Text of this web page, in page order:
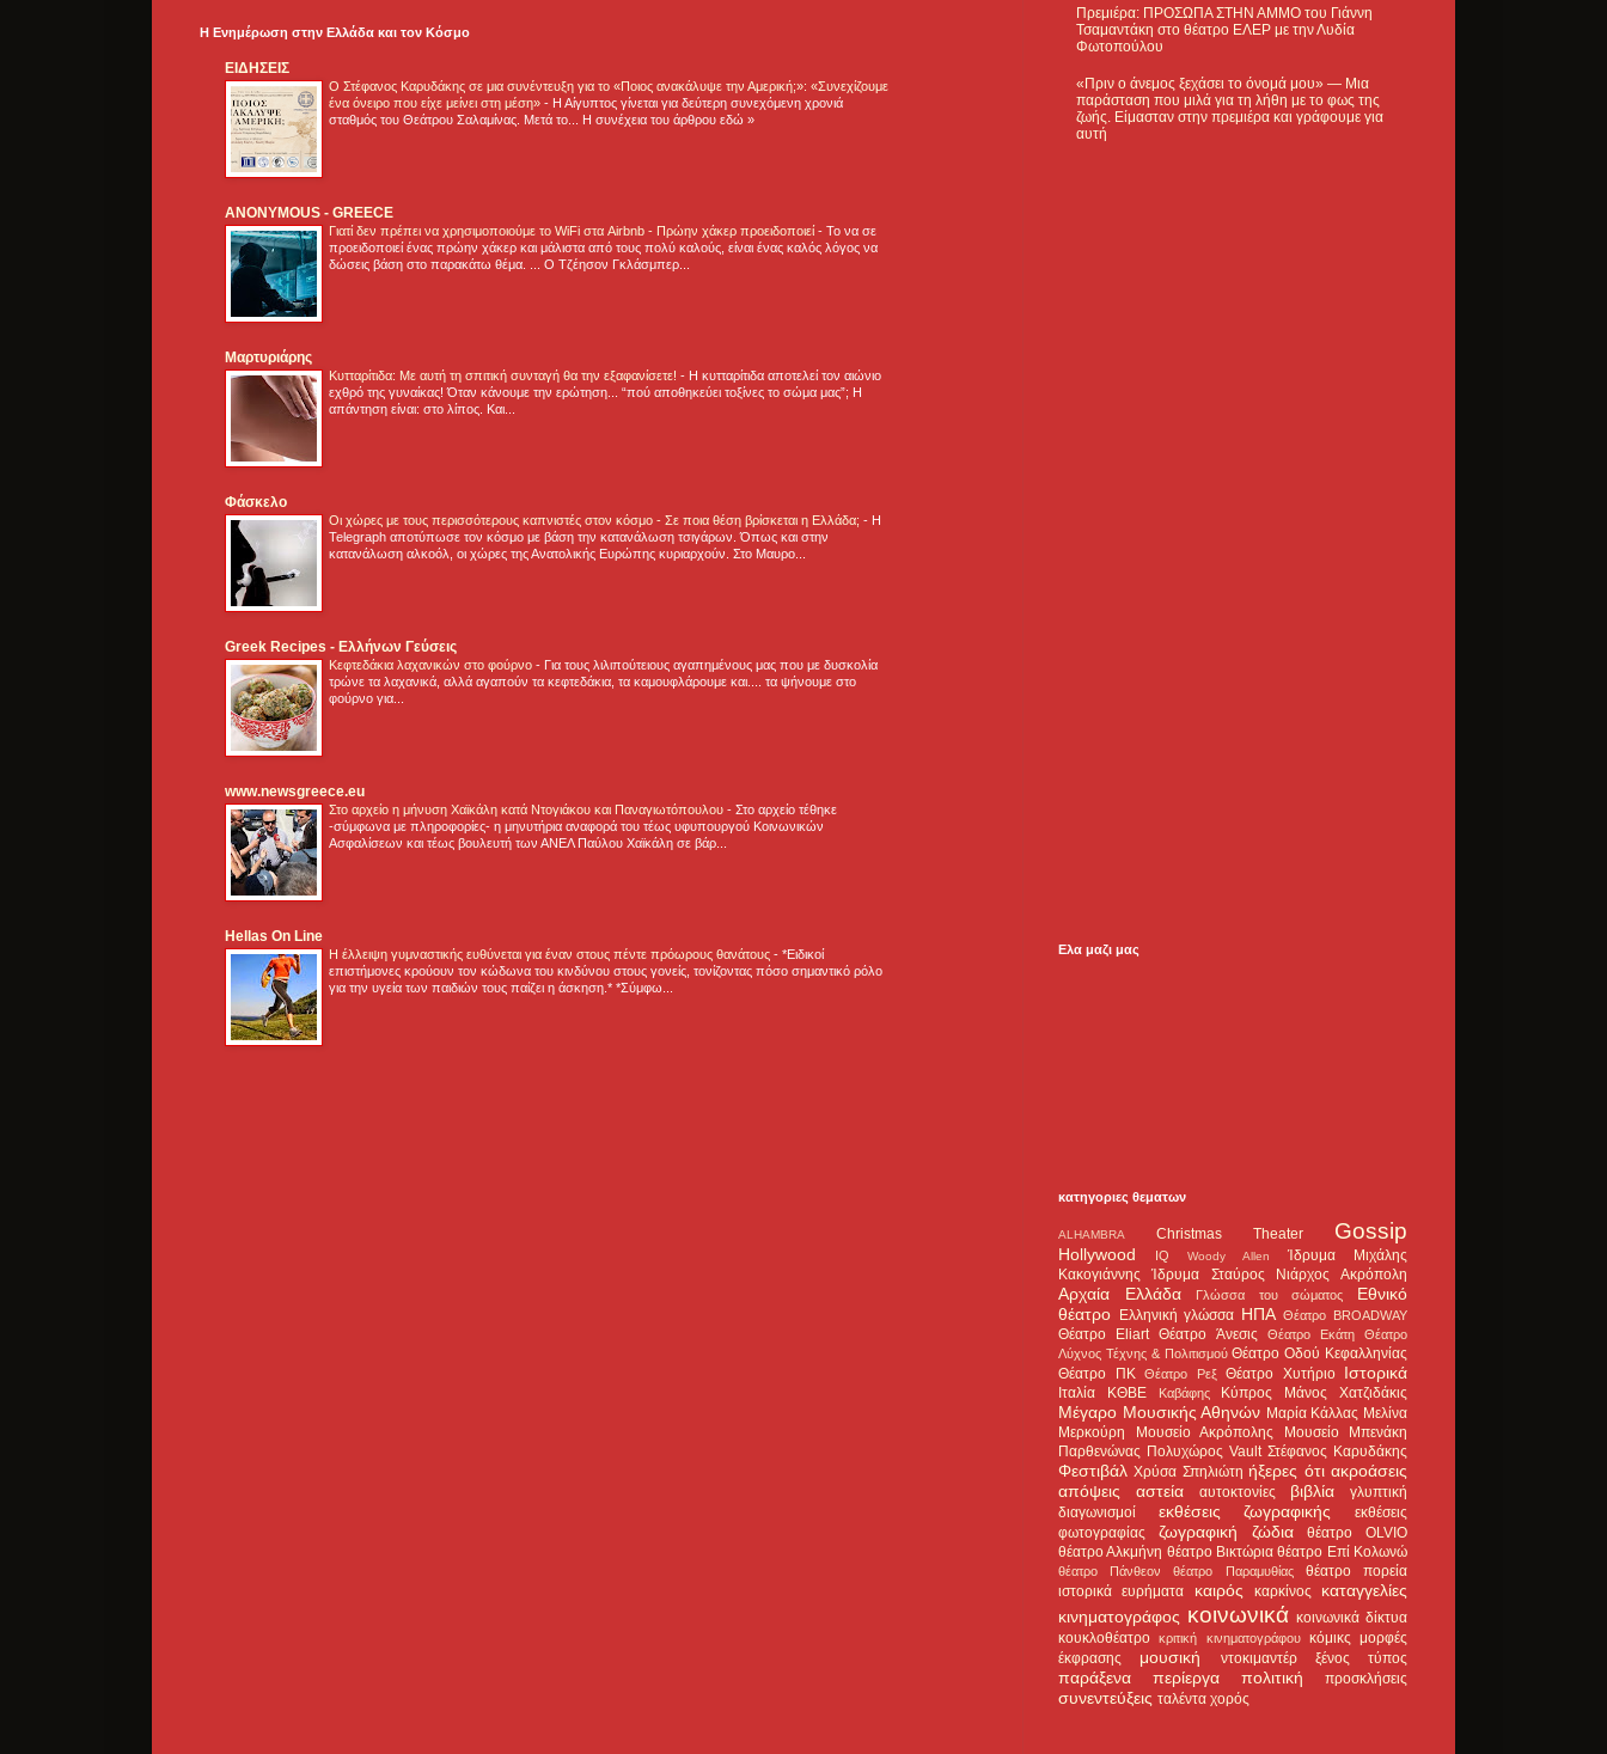
Η Ενημέρωση στην Ελλάδα και τoν Κόσμο
ΕΙΔΗΣΕΙΣ
Ο Στέφανος Καρυδάκης σε μια συνέντευξη για το «Ποιος ανακάλυψε την Αμερική;»: «Συνεχίζουμε
ένα όνειρο που είχε μείνει στη μέση» - Η Αίγυπτος γίνεται για δεύτερη συνεχόμενη χρονιά
σταθμός του Θεάτρου Σαλαμίνας. Μετά το... Η συνέχεια του άρθρου εδώ »
ANONYMOUS - GREECE
Γιατί δεν πρέπει να χρησιμοποιούμε το WiFi στα Airbnb - Πρώην χάκερ προειδοποιεί- Το να σε
προειδοποιεί ένας πρώην χάκερ και μάλιστα από τους πολύ καλούς, είναι ένας καλός λόγος να
δώσεις βάση στο παρακάτω θέμα. ... Ο Τζέησον Γκλάσμπερ...
Μαρτυριάρης
Κυτταρίτιδα: Με αυτή τη σπιτική συνταγή θα την εξαφανίσετε! - H κυτταρίτιδα αποτελεί τον αιώνιο
εχθρό της γυναίκας! Όταν κάνουμε την ερώτηση... “πού αποθηκεύει τοξίνες το σώμα μας”; Η
απάντηση είναι: στο λίπος. Και...
Φάσκελο
Οι χώρες με τους περισσότερους καπνιστές στον κόσμο - Σε ποια θέση βρίσκεται η Ελλάδα; - Η
Telegraph αποτύπωσε τον κόσμο με βάση την κατανάλωση τσιγάρων. Όπως και στην
κατανάλωση αλκοόλ, οι χώρες της Ανατολικής Ευρώπης κυριαρχούν. Στο Μαυρο...
Greek Recipes - Ελλήνων Γεύσεις
Κεφτεδάκια λαχανικών στο φούρνο - Για τους λιλιπούτειους αγαπημένους μας που με δυσκολία
τρώνε τα λαχανικά, αλλά αγαπούν τα κεφτεδάκια, τα καμουφλάρουμε και.... τα ψήνουμε στο
φούρνο για...
www.newsgreece.eu
Στο αρχείο η μήνυση Χαϊκάλη κατά Ντογιάκου και Παναγιωτόπουλου - Στο αρχείο τέθηκε
-σύμφωνα με πληροφορίες- η μηνυτήρια αναφορά του τέως υφυπουργού Κοινωνικών
Ασφαλίσεων και τέως βουλευτή των ΑΝΕΛ Παύλου Χαϊκάλη σε βάρ...
Hellas On Line
Η έλλειψη γυμναστικής ευθύνεται για έναν στους πέντε πρόωρους θανάτους - *Ειδικοί
επιστήμονες κρούουν τον κώδωνα του κινδύνου στους γονείς, τονίζοντας πόσο σημαντικό ρόλο
για την υγεία των παιδιών τους παίζει η άσκηση.* *Σύμφω...
Πρεμιέρα: ΠΡΟΣΩΠΑ ΣΤΗΝ ΑΜΜΟ του Γιάννη
Τσαμαντάκη στο θέατρο ΕΛΕΡ με την Λυδία
Φωτοπούλου
«Πριν ο άνεμος ξεχάσει το όνομά μου» — Μια
παράσταση που μιλά για τη λήθη με το φως της
ζωής. Είμασταν στην πρεμιέρα και γράφουμε για
αυτή
Ελα μαζι μας
κατηγοριες θεματων
ALHAMBRA Christmas Theater Gossip
Hollywood IQ Woody Allen
Ίδρυμα Μιχάλης
Κακογιάννης
Ίδρυμα Σταύρος Νιάρχος Ακρόπολη
Αρχαία Ελλάδα Γλώσσα του σώματος
Εθνικό
θέατρο Ελληνική γλώσσα ΗΠΑ Θέατρο BROADWAY
Θέατρο Eliart Θέατρο Άνεσις Θέατρο Εκάτη
Θέατρο
Λύχνος Τέχνης & Πολιτισμού Θέατρο Οδού Κεφαλληνίας
Θέατρο ΠΚ
Θέατρο Ρεξ Θέατρο Χυτήριο Ιστορικά
Ιταλία ΚΘΒΕ Καβάφης Κύπρος Μάνος Χατζιδάκις
Μέγαρο Μουσικής Αθηνών Μαρία Κάλλας Μελίνα
Μερκούρη
Μουσείο Ακρόπολης
Μουσείο Μπενάκη
Παρθενώνας Πολυχώρος Vault Στέφανος Καρυδάκης
Φεστιβάλ Χρύσα Σπηλιώτη ήξερες ότι ακροάσεις
απόψεις
αστεία αυτοκτονίες βιβλία
γλυπτική
διαγωνισμοί
εκθέσεις ζωγραφικής
εκθέσεις
φωτογραφίας
ζωγραφική ζώδια
θέατρο OLVIO
θέατρο Αλκμήνη θέατρο Βικτώρια θέατρο Επί Κολωνώ
θέατρο Πάνθεον θέατρο Παραμυθίας
θέατρο πορεία
ιστορικά ευρήματα
καιρός καρκίνος
καταγγελίες
κινηματογράφος κοινωνικά κοινωνικά δίκτυα
κουκλοθέατρο
κριτική κινηματογράφου κόμικς μορφές
έκφρασης
μουσική ντοκιμαντέρ ξένος τύπος
παράξενα περίεργα πολιτική προσκλήσεις
συνεντεύξεις ταλέντα χορός